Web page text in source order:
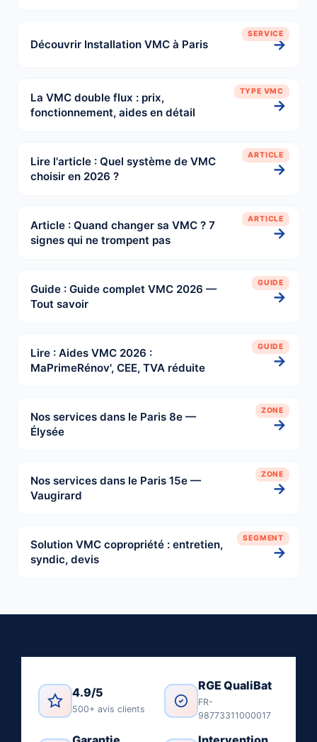
SERVICE
Découvrir Installation VMC à Paris →
TYPE VMC
La VMC double flux : prix,
fonctionnement, aides en détail
→
ARTICLE
Lire l'article : Quel système de VMC
choisir en 2026 ?
→
ARTICLE
Article : Quand changer sa VMC ? 7
signes qui ne trompent pas
→
GUIDE
Guide : Guide complet VMC 2026 —
Tout savoir
→
GUIDE
Lire : Aides VMC 2026 :
MaPrimeRénov', CEE, TVA réduite
→
ZONE
Nos services dans le Paris 8e —
Élysée
→
ZONE
Nos services dans le Paris 15e —
Vaugirard
→
SEGMENT
Solution VMC copropriété : entretien,
syndic, devis
→
4.9/5
500+ avis clients
RGE QualiBat
FR-
98773311000017